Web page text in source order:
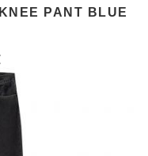
PANT BLUE